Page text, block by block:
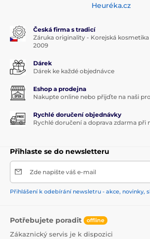
Heuréka.cz
Česká firma s tradicí
Záruka originality - Korejská
2009
Dárek
Dárek ke každé objednávce
Eshop a prodejna
Nakupte online nebo přijďte na naši
Rychlé doručení objednávky
Rychlé doručení a doprava zdarma při
Přihlaste se do newsletteru
Zde napište váš e-mail
Přihlášení k odebírání newsletru - akce, novinky,
Potřebujete poradit offline
Zákaznický servis je k dispozici